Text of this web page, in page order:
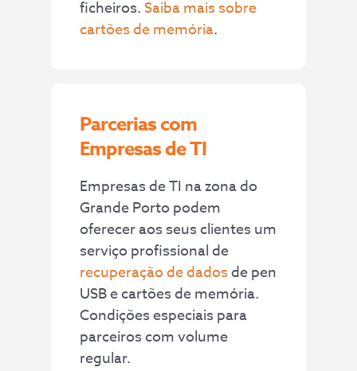
ficheiros.Saiba mais sobre
cartões de memória.
Parcerias com
Empresas de TI
Empresas de TI na zona do
Grande Porto podem
oferecer aos seus clientes um
serviço profissional de
recuperação de dadosde pen
USB e cartões de memória.
Condições especiais para
parceiros com volume
regular.